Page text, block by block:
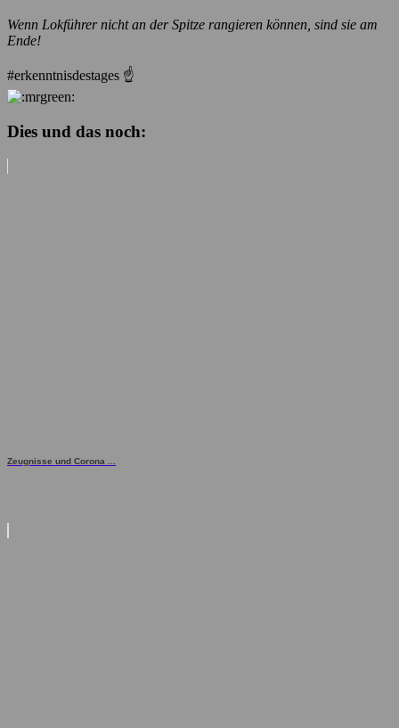
Wenn Lokführer nicht an der Spitze rangieren können, sind sie am
Ende!
#erkenntnisdestages ☝️
Dies und das noch:
Zeugnisse und Corona ...